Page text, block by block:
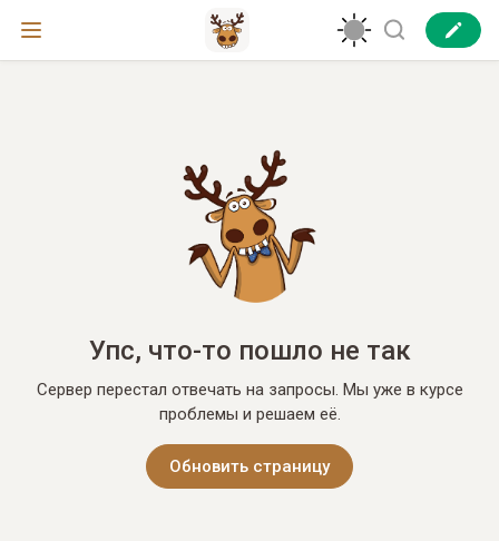
Упс, что-то пошло не так
Сервер перестал отвечать на запросы. Мы уже в курсе
проблемы и решаем её.
Обновить страницу